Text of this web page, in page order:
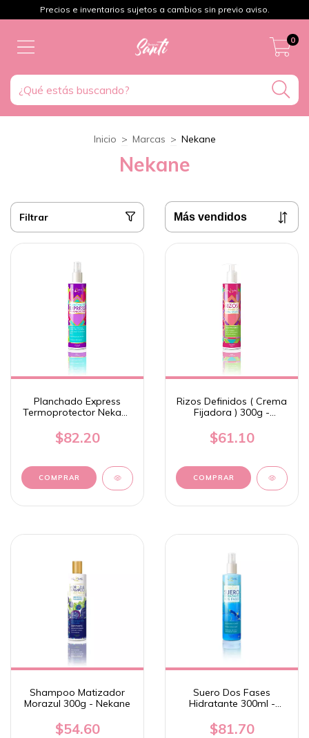
Precios e inventarios sujetos a cambios sin previo aviso.
0
Inicio > Marcas > Nekane
Nekane
Filtrar
Planchado Express
Termoprotector Nekane
$82.20
Rizos Definidos ( Crema
Fijadora ) 300g -
$61.10
Shampoo Matizador
Morazul 300g - Nekane
$54.60
Suero Dos Fases
Hidratante 300ml -
$81.70